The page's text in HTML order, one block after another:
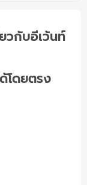
วกับอีเว้นท์
โดยตรง